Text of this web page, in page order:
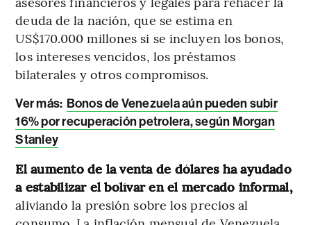
deuda de la nación, que se estima en
US$170.000 millones si se incluyen los bonos,
los intereses vencidos, los préstamos
bilaterales y otros compromisos.
Ver más: Bonos de Venezuela aún pueden subir
16% por recuperación petrolera, según Morgan
Stanley
El aumento de la venta de dólares ha ayudado
a estabilizar el bolívar en el mercado informal,
aliviando la presión sobre los precios al